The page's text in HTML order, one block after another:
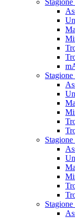
Stagione
Stagione